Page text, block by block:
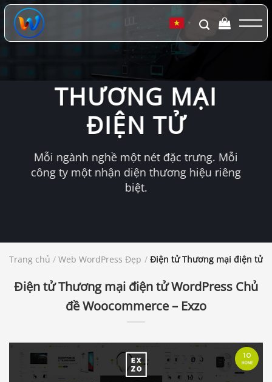
Chuyển
đến
dung
▼
THƯƠNG MẠI
ĐIỆN TỬ
Mỗi ngành nghề một nét đặc trưng. Mỗi
công ty một nhận diện thương hiệu riêng
biệt.
Trang chủ / Web WordPress Đẹp / Điện tử Thương mại điện tử
Điện tử Thương mại điện tử WordPress Chủ
đề Woocommerce – Exzo